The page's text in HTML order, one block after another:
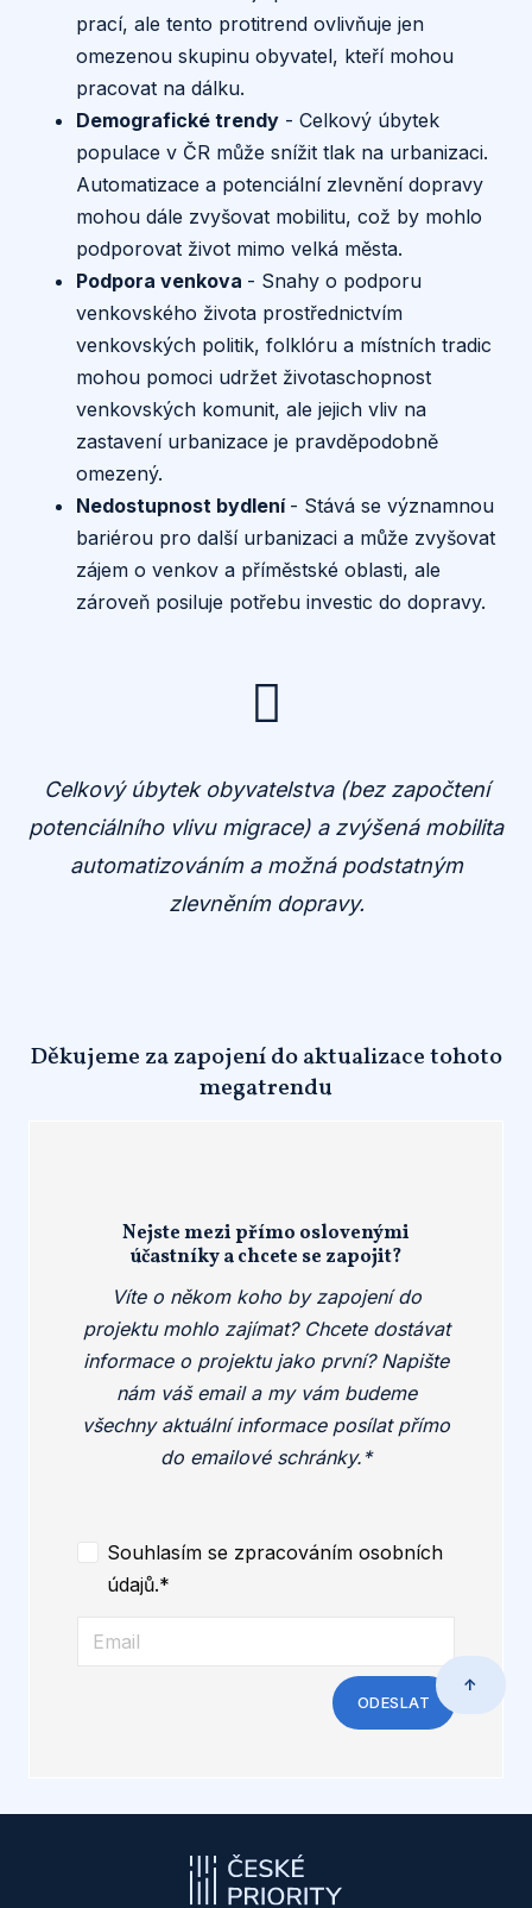
prací, ale tento protitrend ovlivňuje jen
omezenou skupinu obyvatel, kteří mohou
pracovat na dálku.
Demografické trendy - Celkový úbytek
populace v ČR může snížit tlak na urbanizaci.
Automatizace a potenciální zlevnění dopravy
mohou dále zvyšovat mobilitu, což by mohlo
podporovat život mimo velká města.
Podpora venkova - Snahy o podporu
venkovského života prostřednictvím
venkovských politik, folklóru a místních tradic
mohou pomoci udržet životaschopnost
venkovských komunit, ale jejich vliv na
zastavení urbanizace je pravděpodobně
omezený.
Nedostupnost bydlení - Stává se významnou
bariérou pro další urbanizaci a může zvyšovat
zájem o venkov a příměstské oblasti, ale
zároveň posiluje potřebu investic do dopravy.
Celkový úbytek obyvatelstva (bez započtení
potenciálního vlivu migrace) a zvýšená mobilita
automatizováním a možná podstatným
zlevněním dopravy.
Děkujeme za zapojení do aktualizace tohoto
megatrendu
Nejste mezi přímo oslovenými
účastníky a chcete se zapojit?
Víte o někom koho by zapojení do
projektu mohlo zajímat? Chcete dostávat
informace o projektu jako první? Napište
nám váš email a my vám budeme
všechny aktuální informace posílat přímo
do emailové schránky.*
Souhlasím se zpracováním osobních
údajů.*
ODESLAT
↑